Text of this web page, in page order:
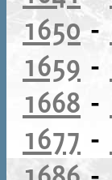
1650-
1659 -
1668 -
1677 -